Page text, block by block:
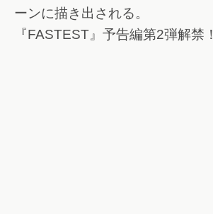
ーンに描き出される。
『FASTEST』予告編第2弾解禁！